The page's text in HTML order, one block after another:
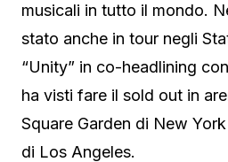
musicali in tutto il mondo.
stato anche in tour negli
“Unity” in co-headlining
ha visti fare il sold out in
Square Garden di New
di Los Angeles.